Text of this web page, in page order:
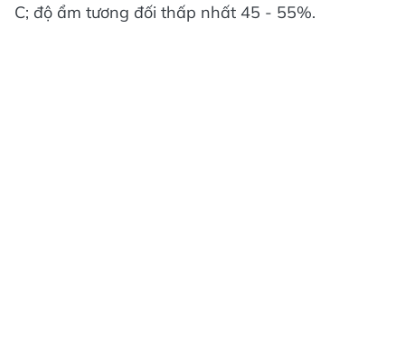
C; độ ẩm tương đối thấp nhất 45 - 55%.